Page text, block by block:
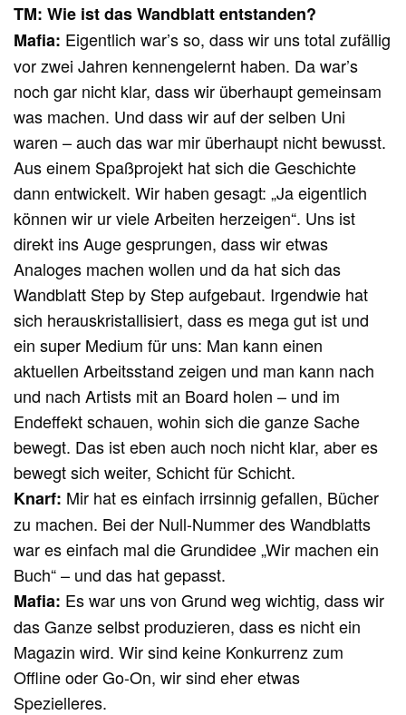
TM: Wie ist das Wandblatt entstanden?
Mafia: Eigentlich war’s so, dass wir uns total zufällig
vor zwei Jahren kennengelernt haben. Da war’s
noch gar nicht klar, dass wir überhaupt gemeinsam
was machen. Und dass wir auf der selben Uni
waren – auch das war mir überhaupt nicht bewusst.
Aus einem Spaßprojekt hat sich die Geschichte
dann entwickelt. Wir haben gesagt: „Ja eigentlich
können wir ur viele Arbeiten herzeigen“. Uns ist
direkt ins Auge gesprungen, dass wir etwas
Analoges machen wollen und da hat sich das
Wandblatt Step by Step aufgebaut. Irgendwie hat
sich herauskristallisiert, dass es mega gut ist und
ein super Medium für uns: Man kann einen
aktuellen Arbeitsstand zeigen und man kann nach
und nach Artists mit an Board holen – und im
Endeffekt schauen, wohin sich die ganze Sache
bewegt. Das ist eben auch noch nicht klar, aber es
bewegt sich weiter, Schicht für Schicht.
Knarf: Mir hat es einfach irrsinnig gefallen, Bücher
zu machen. Bei der Null-Nummer des Wandblatts
war es einfach mal die Grundidee „Wir machen ein
Buch“ – und das hat gepasst.
Mafia: Es war uns von Grund weg wichtig, dass wir
das Ganze selbst produzieren, dass es nicht ein
Magazin wird. Wir sind keine Konkurrenz zum
Offline oder Go-On, wir sind eher etwas
Spezielleres.